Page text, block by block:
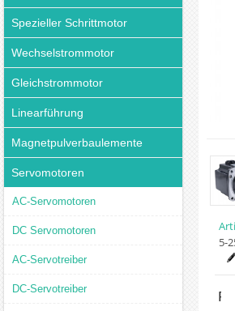
Spezieller Schrittmotor
Wechselstrommotor
Gleichstrommotor
Linearführung
Magnetpulverbaulemente
Servomotoren
AC-Servomotoren
DC Servomotoren
AC-Servotreiber
DC-Servotreiber
5-